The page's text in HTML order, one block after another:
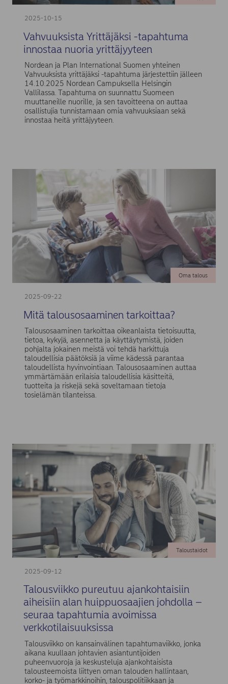
2025-10-15
Vahvuuksista Yrittäjäksi -tapahtuma
innostaa nuoria yrittäjyyteen
Nordean ja Plan International Suomen yhteinen
Vahvuuksista yrittäjäksi -tapahtuma järjestettiin jälleen
14.10.2025 Nordean Campuksella Helsingin
Vallilassa. Tapahtuma on suunnattu Suomeen
muuttaneille nuorille, ja sen tavoitteena on auttaa
osallistujia tunnistamaan omia vahvuuksiaan sekä
innostaa heitä yrittäjyyteen.
2025-09-22
Oma talous
Mitä talousosaaminen tarkoittaa?
Talousosaaminen tarkoittaa oikeanlaista tietoisuutta,
tietoa, kykyjä, asennetta ja käyttäytymistä, joiden
pohjalta jokainen meistä voi tehdä harkittuja
taloudellisia päätöksiä ja viime kädessä parantaa
taloudellista hyvinvointiaan. Talousosaaminen auttaa
ymmärtämään erilaisia taloudellisia käsitteitä,
tuotteita ja riskejä sekä soveltamaan tietoja
tosielämän tilanteissa.
2025-09-12
Taloustaidot
Talousviikko pureutuu ajankohtaisiin
aiheisiin alan huippuosaajien johdolla –
seuraa tapahtumia avoimissa
verkkotilaisuuksissa
Talousviikko on kansainvälinen tapahtumaviikko, jonka
aikana kuullaan johtavien asiantuntijoiden
puheenvuoroja ja keskusteluja ajankohtaisista
talousteemoista liittyen oman talouden hallintaan,
korko- ja työmarkkinoihin, talouspolitiikkaan ja